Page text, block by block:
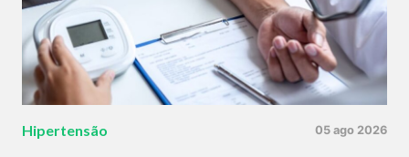
Hipertensão 05 ago 2026